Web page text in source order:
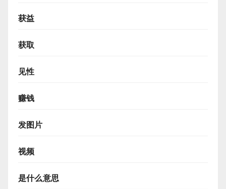
获益
获取
见性
赚钱
发图片
视频
是什么意思